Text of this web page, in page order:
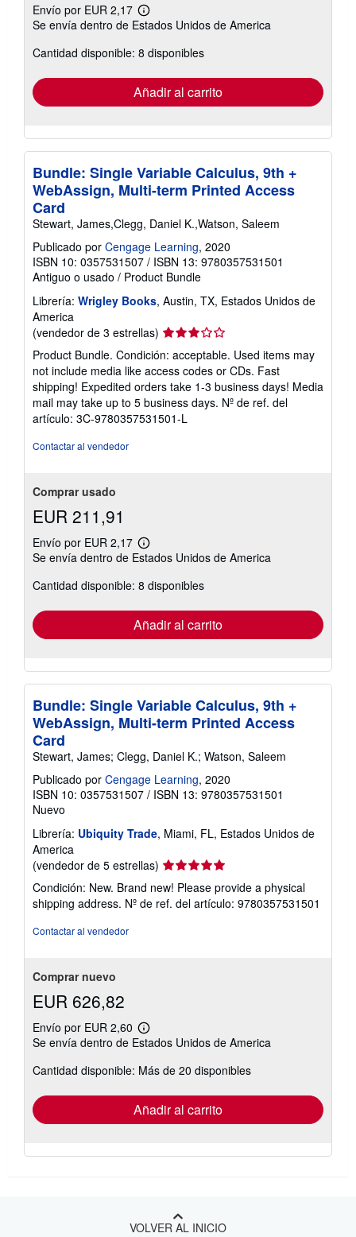
Envío por EUR 2,17
Más
información
las
tarifas
envío
Se envía dentro de Estados Unidos de America
Cantidad disponible: 8 disponibles
Añadir al carrito
Bundle: Single Variable Calculus, 9th +
WebAssign, Multi-term Printed Access
Card
Stewart, James,Clegg, Daniel K.,Watson, Saleem
Publicado por Cengage Learning, 2020
ISBN 10: 0357531507 / ISBN 13: 9780357531501
Antiguo o usado / Product Bundle
Librería: Wrigley Books, Austin, TX, Estados Unidos de
America
(vendedor de 3 estrellas) Calificación
vendedor:
3
de
5
estrellas
Product Bundle. Condición: acceptable. Used items may
not include media like access codes or CDs. Fast
shipping! Expedited orders take 1-3 business days! Media
mail may take up to 5 business days. Nº de ref. del
artículo: 3C-9780357531501-L
Contactar al vendedor
Comprar usado
EUR 211,91
Envío por EUR 2,17
Más
información
las
tarifas
envío
Se envía dentro de Estados Unidos de America
Cantidad disponible: 8 disponibles
Añadir al carrito
Bundle: Single Variable Calculus, 9th +
WebAssign, Multi-term Printed Access
Card
Stewart, James; Clegg, Daniel K.; Watson, Saleem
Publicado por Cengage Learning, 2020
ISBN 10: 0357531507 / ISBN 13: 9780357531501
Nuevo
Librería: Ubiquity Trade, Miami, FL, Estados Unidos de
America
(vendedor de 5 estrellas) Calificación
del
vendedor:
5
Condición: New. Brand new! Please provide a physical
shipping address. Nº de ref. del artículo: 9780357531501
Contactar al vendedor
Comprar nuevo
EUR 626,82
Envío por EUR 2,60
Más
información
las
envío
Se envía dentro de Estados Unidos de America
Cantidad disponible: Más de 20 disponibles
Añadir al carrito
VOLVER AL INICIO